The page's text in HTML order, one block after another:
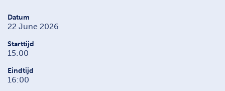
Datum
22 June 2026
Starttijd
15:00
Eindtijd
16:00